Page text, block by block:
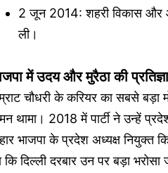
2 जून 2014: शहरी विकास और
ली।
में उदय और मुरैठा की प्रतिज्ञा
चौधरी के करियर का सबसे बड़ा
थामा। 2018 में पार्टी ने उन्हें
भाजपा के प्रदेश अध्यक्ष नियुक्त
कि दिल्ली दरबार उन पर बड़ा